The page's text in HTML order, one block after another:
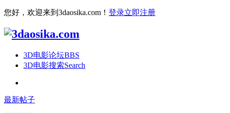
您好，欢迎来到3daosika.com！ 登录立即注册
3D电影论坛BBS
3D电影搜索Search
最新帖子